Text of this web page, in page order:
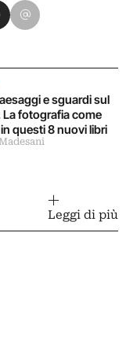
e sguardi sul
fotografia come
questi 8 nuovi libri
su Pinterest
su WhatsApp
Condividi su Email
Leggi di più